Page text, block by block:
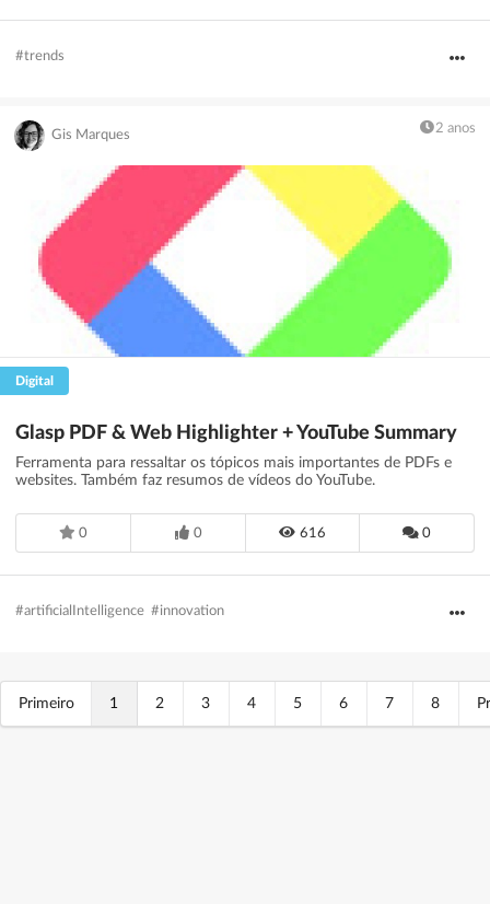
#trends
Gis Marques 2 anos
Digital
Glasp PDF & Web Highlighter + YouTube Summary
Ferramenta para ressaltar os tópicos mais importantes de PDFs e
websites. Também faz resumos de vídeos do YouTube.
0 0 616 0
#artificialIntelligence #innovation
Primeiro 1 2 3 4 5 6 7 8